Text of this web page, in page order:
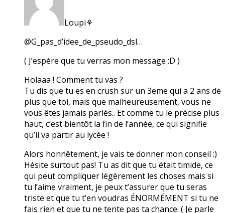
Loupi⚘️
@G_pas_d’idee_de_pseudo_dsl…
( J’espère que tu verras mon message :D )
Holaaa ! Comment tu vas ?
Tu dis que tu es en crush sur un 3eme qui a 2 ans de
plus que toi, mais que malheureusement, vous ne
vous êtes jamais parlés.. Et comme tu le précise plus
haut, c’est bientôt la fin de l’année, ce qui signifie
qu’il va partir au lycée !
Alors honnêtement, je vais te donner mon conseil :)
Hésite surtout pas! Tu as dit que tu était timide, ce
qui peut compliquer légèrement les choses mais si
tu l’aime vraiment, je peux t’assurer que tu seras
triste et que tu t’en voudras ÉNORMÉMENT si tu ne
fais rien et que tu ne tente pas ta chance. ( Je parle